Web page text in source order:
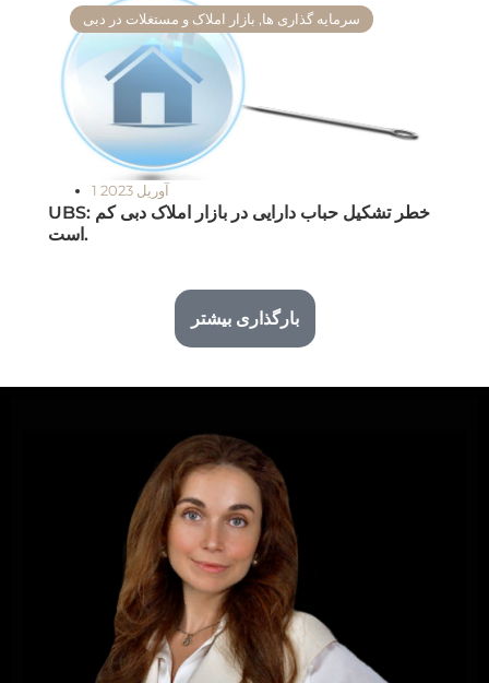
سرمایه گذاری ها, بازار املاک و مستغلات در دبی
1 آوریل 2023
UBS: خطر تشکیل حباب دارایی در بازار املاک دبی کم
است.
بارگذاری بیشتر